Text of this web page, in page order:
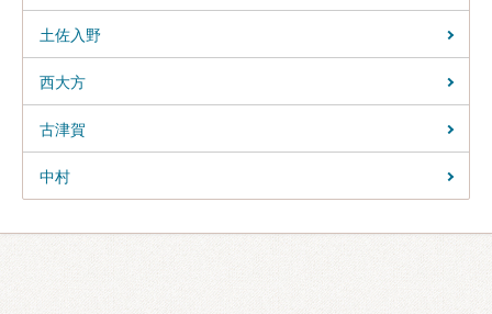
土佐入野
西大方
古津賀
中村